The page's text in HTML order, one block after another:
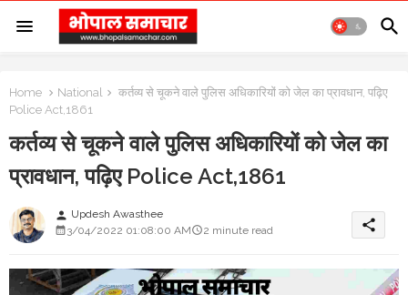
Home National
कर्तव्य से चूकने वाले पुलिस अधिकारियों को जेल का प्रावधान, पढ़िए
Police Act,1861
कर्तव्य से चूकने वाले पुलिस अधिकारियों को जेल का
प्रावधान, पढ़िए Police Act,1861
person Updesh Awasthee
3/04/2022 01:08:00 AM
2 minute read share